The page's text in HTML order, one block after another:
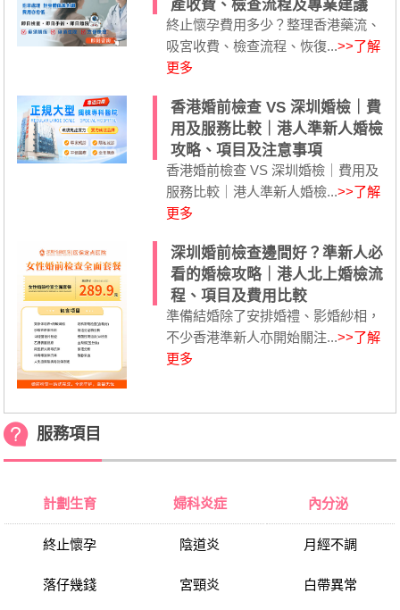
產收費、檢查流程及專業建議
終止懷孕費用多少？整理香港藥流、
吸宮收費、檢查流程、恢復...>>了解
更多
香港婚前檢查 VS 深圳婚檢｜費
用及服務比較｜港人準新人婚檢
攻略、項目及注意事項
香港婚前檢查 VS 深圳婚檢｜費用及
服務比較｜港人準新人婚檢...>>了解
更多
深圳婚前檢查邊間好？準新人必
看的婚檢攻略｜港人北上婚檢流
程、項目及費用比較
準備結婚除了安排婚禮、影婚紗相，
不少香港準新人亦開始關注...>>了解
更多
服務項目
計劃生育
終止懷孕
落仔幾錢
婦科炎症
陰道炎
宮頸炎
內分泌
月經不調
白帶異常